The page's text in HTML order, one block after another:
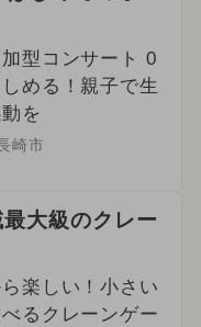
型コンサート 0
める！親子で生
を
崎市
大級のクレー
楽しい！小さい
るクレーンゲー